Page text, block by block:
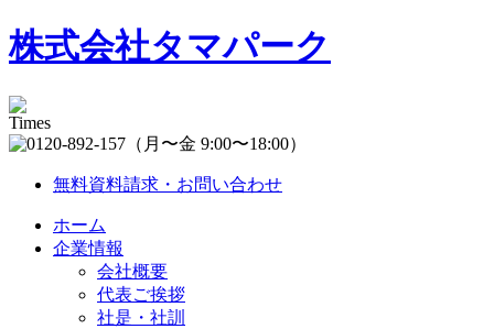
株式会社タマパーク
（月〜金 9:00〜18:00）
無料資料請求・お問い合わせ
ホーム
企業情報
会社概要
代表ご挨拶
社是・社訓